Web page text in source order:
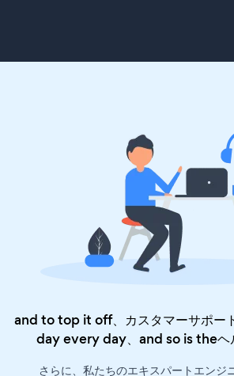
and to top it off、カスタマーサポー
day every day、and so is theヘ
さらに、私たちのエキスパートエンジ